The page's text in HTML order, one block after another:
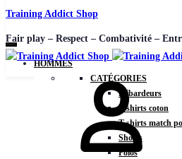
Training Addict Shop
Fair play – Respect – Combativité –
HOMMES
CATÉGORIES
Débardeurs
T-shirts coton
T-shirts match
Shorts
Polos